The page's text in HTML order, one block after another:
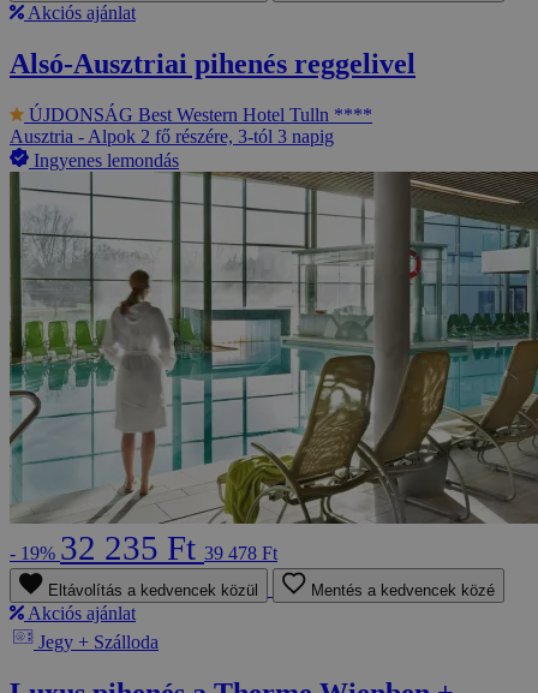
Akciós ajánlat
Alsó-Ausztriai pihenés reggelivel
ÚJDONSÁG Best Western Hotel Tulln ****
Ausztria - Alpok 2 fő részére, 3-tól 3 napig
Ingyenes lemondás
- 19% 32 235 Ft 39 478 Ft
Eltávolítás a kedvencek közül Mentés a kedvencek közé
Akciós ajánlat
Jegy + Szálloda